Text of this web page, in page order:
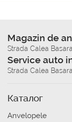
Magazin de
Strada Calea
Service auto
Strada Calea
Каталог
Anvelopele